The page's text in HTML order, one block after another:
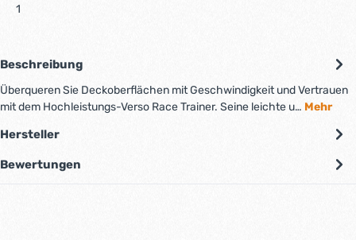
1
Beschreibung
Überqueren Sie Deckoberflächen mit Geschwindigkeit und Vertrauen
mit dem Hochleistungs-Verso Race Trainer. Seine leichte u… Mehr
Hersteller
Bewertungen